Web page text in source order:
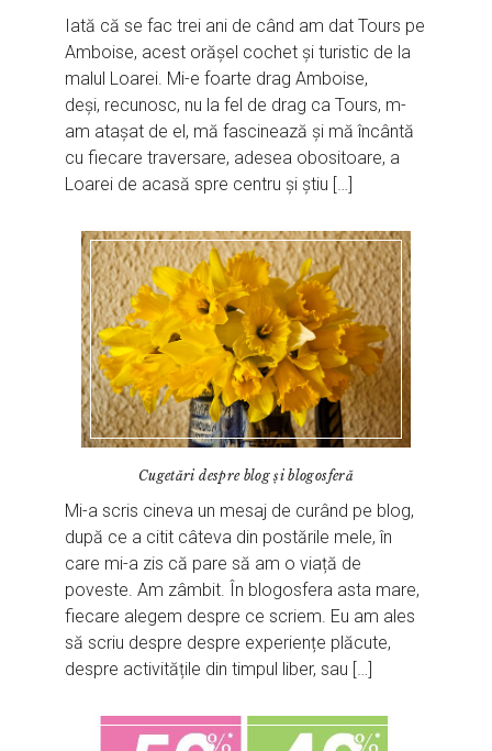
Iată că se fac trei ani de când am dat Tours pe
Amboise, acest orășel cochet și turistic de la
malul Loarei. Mi-e foarte drag Amboise,
deși, recunosc, nu la fel de drag ca Tours, m-
am atașat de el, mă fascinează și mă încântă
cu fiecare traversare, adesea obositoare, a
Loarei de acasă spre centru și știu […]
Cugetări despre blog și blogosferă
Mi-a scris cineva un mesaj de curând pe blog,
după ce a citit câteva din postările mele, în
care mi-a zis că pare să am o viață de
poveste. Am zâmbit. În blogosfera asta mare,
fiecare alegem despre ce scriem. Eu am ales
să scriu despre despre experiențe plăcute,
despre activitățile din timpul liber, sau […]